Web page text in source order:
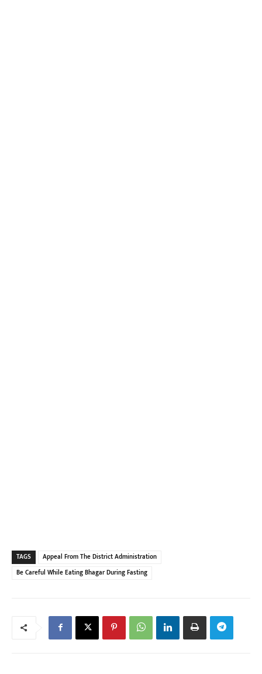
TAGS
Appeal From The District Administration
Be Careful While Eating Bhagar During Fasting